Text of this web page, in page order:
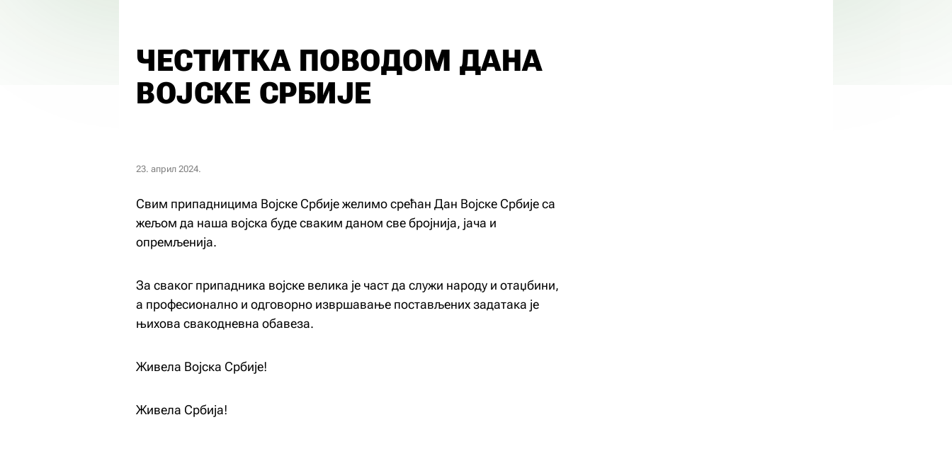
ЧЕСТИТКА ПОВОДОМ ДАНА
ВОЈСКЕ СРБИЈЕ
23. април 2024.
Свим припадницима Војске Србије желимо срећан Дан Војске Србије са
жељом да наша војска буде сваким даном све бројнија, јача и
опремљенија.
За сваког припадника војске велика је част да служи народу и отаџбини,
а професионално и одговорно извршавање постављених задатака је
њихова свакодневна обавеза.
Живела Војска Србије!
Живела Србија!